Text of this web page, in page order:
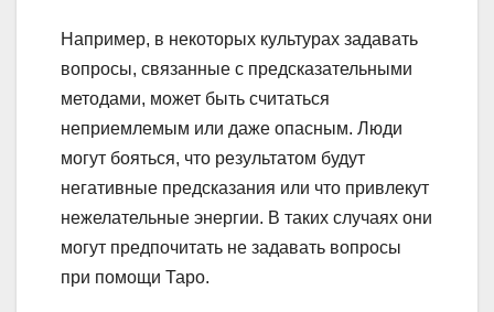
Например, в некоторых культурах задавать
вопросы, связанные с предсказательными
методами, может быть считаться
неприемлемым или даже опасным. Люди
могут бояться, что результатом будут
негативные предсказания или что привлекут
нежелательные энергии. В таких случаях они
могут предпочитать не задавать вопросы
при помощи Таро.